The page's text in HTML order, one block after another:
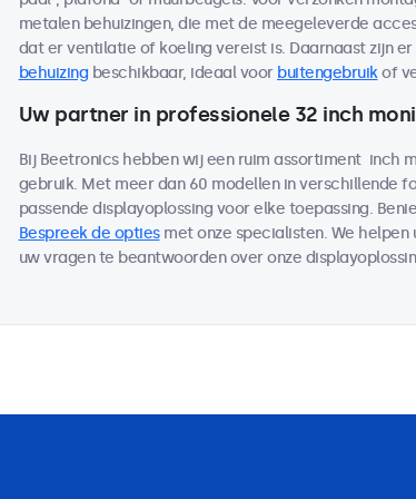
metalen behuizingen, die met de meegeleverde
dat er ventilatie of koeling vereist is. Daarnaast zijn er
behuizing beschikbaar, ideaal voor buitengebruikof
Uw partner in professionele 32 inch
Bij Beetronics hebben wij een ruim assortiment inch
gebruik. Met meer dan 60 modellen in verschillende
passende displayoplossing voor elke toepassing.
Bespreek de optiesmet onze specialisten. We helpen
uw vragen te beantwoorden over onze